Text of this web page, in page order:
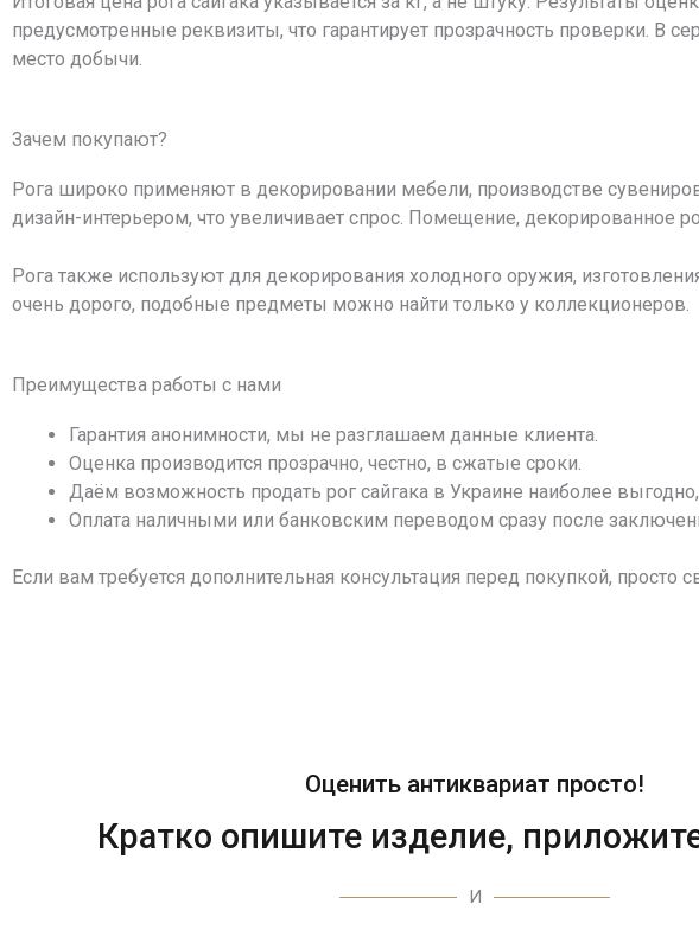
предусмотренные реквизиты, что гарантирует прозрачность проверки. В
место добычи.
Зачем покупают?
Рога широко применяют в декорировании мебели, производстве
дизайн-интерьером, что увеличивает спрос. Помещение, декорированное
Рога также используют для декорирования холодного оружия,
очень дорого, подобные предметы можно найти только у коллекционеров.
Преимущества работы с нами
Гарантия анонимности, мы не разглашаем данные клиента.
Оценка производится прозрачно, честно, в сжатые сроки.
Даём возможность продать рог сайгака в Украине наиболее
Оплата наличными или банковским переводом сразу после
Если вам требуется дополнительная консультация перед покупкой,
Оценить антиквариат просто!
Кратко опишите изделие,
И